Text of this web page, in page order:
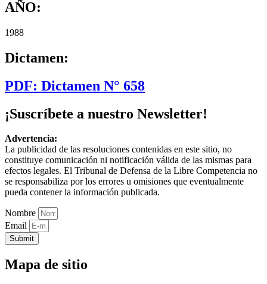
AÑO:
1988
Dictamen:
PDF: Dictamen N° 658
¡Suscríbete a nuestro Newsletter!
Advertencia:
La publicidad de las resoluciones contenidas en este sitio, no
constituye comunicación ni notificación válida de las mismas para
efectos legales. El Tribunal de Defensa de la Libre Competencia no
se responsabiliza por los errores u omisiones que eventualmente
pueda contener la información publicada.
Nombre
Email
Submit
Mapa de sitio